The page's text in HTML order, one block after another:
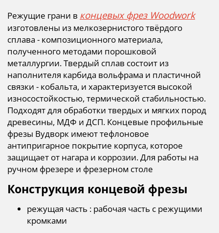
Режущие грани в концевых фрез Woodwork
изготовлены из мелкозернистого твёрдого
сплава - композиционного материала,
полученного методами порошковой
металлургии. Твердый сплав состоит из
наполнителя карбида вольфрама и пластичной
связки - кобальта, и характеризуется высокой
износостойкостью, термической стабильностью.
Подходят для обработки твердых и мягких пород
древесины, МДФ и ДСП. Концевые профильные
фрезы Вудворк имеют тефлоновое
антипригарное покрытие корпуса, которое
защищает от нагара и коррозии. Для работы на
ручном фрезере и фрезерном столе
Конструкция концевой фрезы
режущая часть : рабочая часть с режущими
кромками